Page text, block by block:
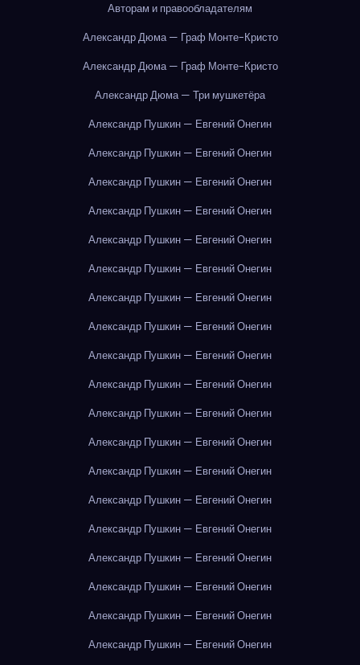
Авторам и правообладателям
Александр Дюма — Граф Монте-Кристо
Александр Дюма — Граф Монте-Кристо
Александр Дюма — Три мушкетёра
Александр Пушкин — Евгений Онегин
Александр Пушкин — Евгений Онегин
Александр Пушкин — Евгений Онегин
Александр Пушкин — Евгений Онегин
Александр Пушкин — Евгений Онегин
Александр Пушкин — Евгений Онегин
Александр Пушкин — Евгений Онегин
Александр Пушкин — Евгений Онегин
Александр Пушкин — Евгений Онегин
Александр Пушкин — Евгений Онегин
Александр Пушкин — Евгений Онегин
Александр Пушкин — Евгений Онегин
Александр Пушкин — Евгений Онегин
Александр Пушкин — Евгений Онегин
Александр Пушкин — Евгений Онегин
Александр Пушкин — Евгений Онегин
Александр Пушкин — Евгений Онегин
Александр Пушкин — Евгений Онегин
Александр Пушкин — Евгений Онегин